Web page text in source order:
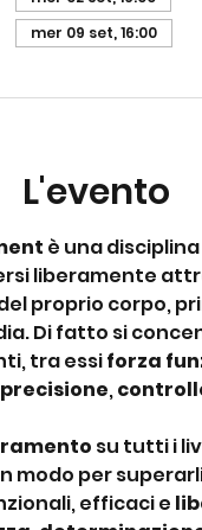
mer 09 set, 16:00
L'evento
è una
liberamente
proprio corpo,
Di fatto si
tra essi forza
precisione,
su tutti i
modo per
efficaci e